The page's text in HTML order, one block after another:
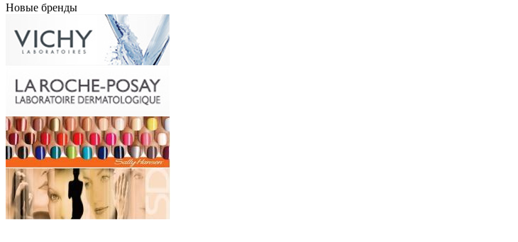
Новые бренды